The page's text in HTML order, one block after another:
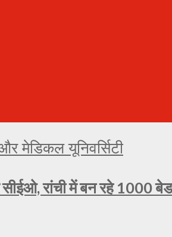
रांची में बन रहे 1000